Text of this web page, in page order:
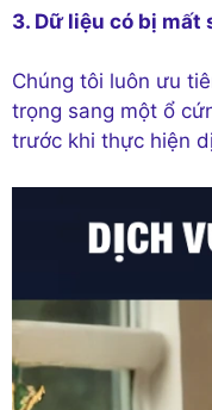
3. Dữ liệu có bị mất
Chúng tôi luôn ưu
trọng sang một ổ
trước khi thực hiện